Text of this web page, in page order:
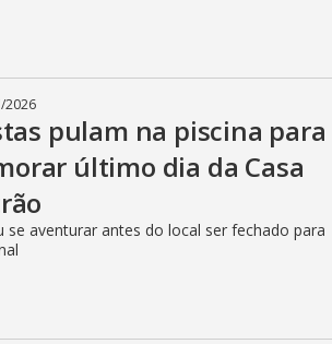
2026
pulam na piscina para
último dia da Casa
se aventurar antes do local ser fechado para